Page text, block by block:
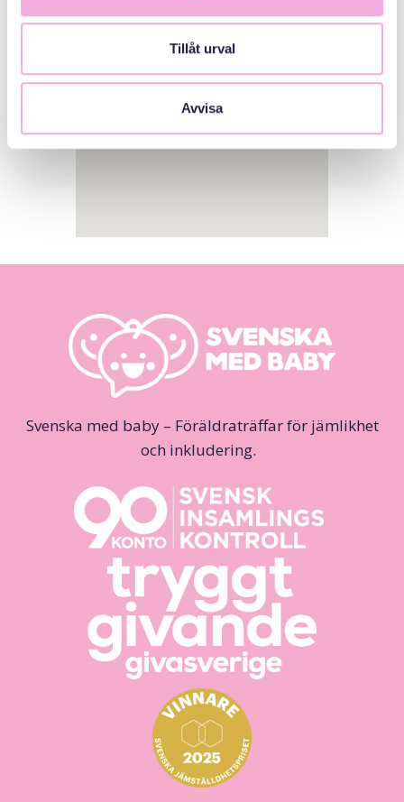
Tillåt urval
Avvisa
Svenska med baby – Föräldraträffar för jämlikhet
och inkludering.